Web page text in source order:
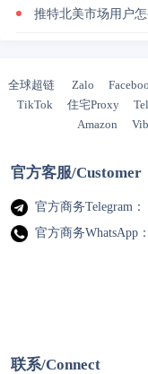
推特北美市场用户
全球超链 Zalo
TikTok
住宅Proxy
Amazon
官方客服/Customer
官方商务Telegram：
官方商务WhatsApp
联系/Connect